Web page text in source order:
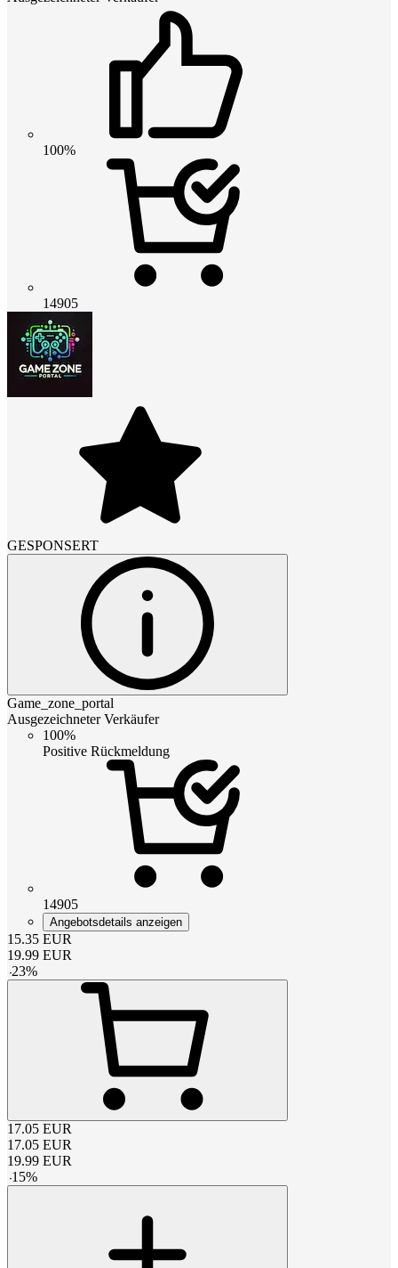
100%
14905
GESPONSERT
Game_zone_portal
Ausgezeichneter Verkäufer
100%
Positive Rückmeldung
14905
Angebotsdetails anzeigen
15.35 EUR
19.99 EUR
-23%
17.05 EUR
17.05 EUR
19.99 EUR
-15%